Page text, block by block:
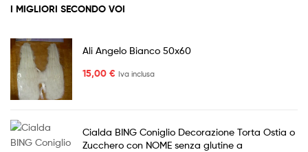
I MIGLIORI SECONDO VOI
Ali Angelo Bianco 50x60
15,00 € Iva inclusa
Cialda BING Coniglio Decorazione Torta Ostia o
Zucchero con NOME senza glutine a